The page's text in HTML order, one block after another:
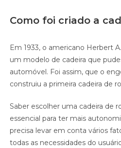
Como foi criado a
Em 1933, o americano Herbert
um modelo de cadeira que
automóvel. Foi assim, que o
construiu a primeira cadeira de
Saber escolher uma cadeira de
essencial para ter mais
precisa levar em conta vários
todas as necessidades do